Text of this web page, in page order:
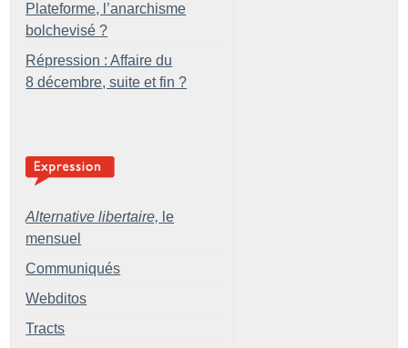
Plateforme, l’anarchisme
bolchevisé ?
Répression : Affaire du
8 décembre, suite et fin ?
Alternative libertaire, le
mensuel
Communiqués
Webditos
Tracts